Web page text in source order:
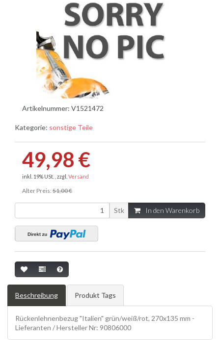
Artikelnummer: V1521472
Kategorie: sonstige Teile
49,98 €
inkl. 19% USt. , zzgl. Versand
Alter Preis: 51,00 €
Stk In den Warenkorb
Beschreibung Produkt Tags
Rückenlehnenbezug "Italien" grün/weiß/rot, 270x135 mm -
Lieferanten / Hersteller Nr: 90806000